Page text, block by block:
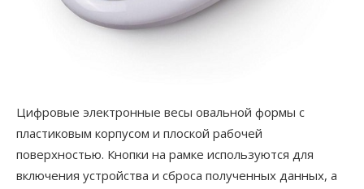
Цифровые электронные весы овальной формы с
пластиковым корпусом и плоской рабочей
поверхностью. Кнопки на рамке используются для
включения устройства и сброса полученных данных, а